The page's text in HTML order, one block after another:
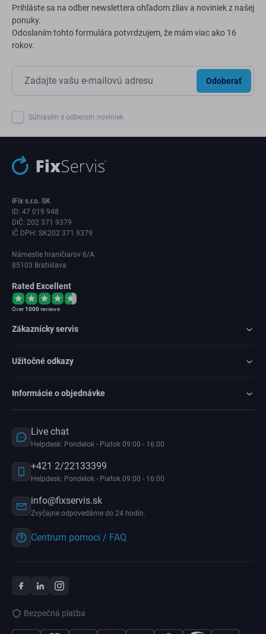
Prihláste sa na odber newslettera ohľadom zliav a noviniek z našej
ponuky.
Odoslaním tohto formulára potvrdzujem, že mám viac ako 16
rokov.
Odoberať
Súhlasím s odberom noviniek
iFix s.r.o. SK
ID: 47 019 948
DIČ: 202 371 9379
IČ DPH: SK202 371 9379
Námestie hraničiarov 6/A
85103 Bratislava
Rated Excellent
Over1000reviews
Zákaznícky servis
Užitočné odkazy
Informácie o objednávke
Live chat
Helpdesk: Pondelok - Piatok 09:00 - 16:00
+421 2/22133399
Helpdesk: Pondelok - Piatok 09:00 - 16:00
info@fixservis.sk
Zvyčajne odpovedáme do 24 hodín.
Centrum pomoci / FAQ
Bezpečná platba